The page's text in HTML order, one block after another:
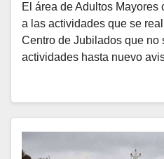
El área de Adultos
a las actividades que se
Centro de Jubilados que no
actividades hasta nuevo